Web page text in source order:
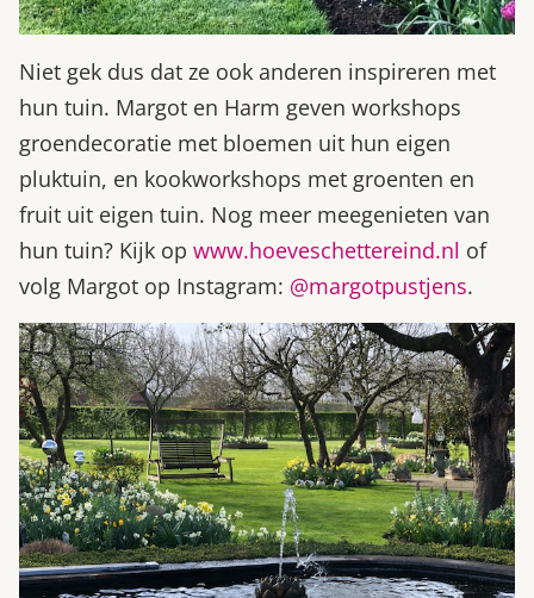
Niet gek dus dat ze ook anderen inspireren met
hun tuin. Margot en Harm geven workshops
groendecoratie met bloemen uit hun eigen
pluktuin, en kookworkshops met groenten en
fruit uit eigen tuin. Nog meer meegenieten van
hun tuin? Kijk op www.hoeveschettereind.nl of
volg Margot op Instagram: @margotpustjens.